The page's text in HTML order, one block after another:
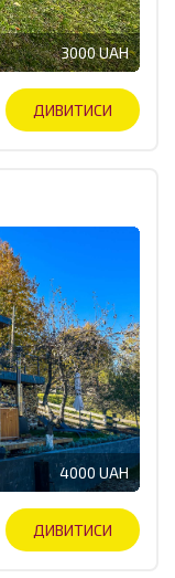
3000 UAH
ДИВИТИСИ
4000 UAH
ДИВИТИСИ